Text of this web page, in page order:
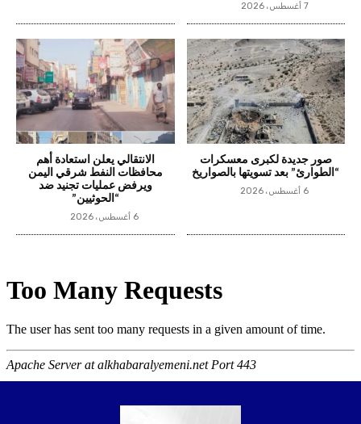
7 أغسطس، 2026
صور جديدة لكبرى معسكرات
“الطوارئ” بعد تسويتها بالصواريخ
6 أغسطس، 2026
الانتقالي يعلن استعادة أهم
محافظات النفط شرقي اليمن
ويرفض عمليات تجنيد ضد
“الحوثيين”
6 أغسطس، 2026